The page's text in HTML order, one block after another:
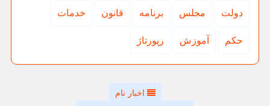
دولت مجلس برنامه قانون خدمات
حكم آموزش رپورتاژ
اخبار نام